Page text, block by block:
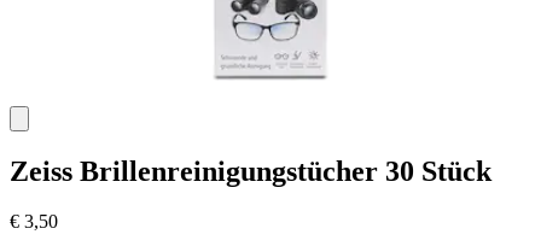
Zeiss Brillenreinigungstücher 30 Stück
€ 3,50